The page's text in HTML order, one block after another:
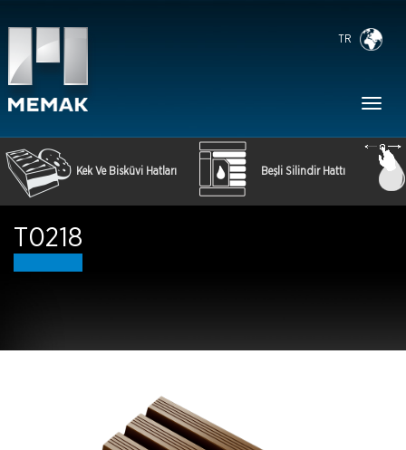
TR
Kek Ve Bisküvi Hatları Beşli Silindir Hattı
T0218